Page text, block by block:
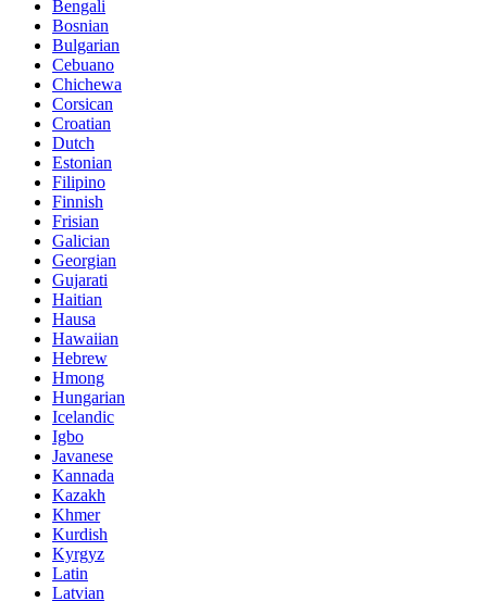
Bengali
Bosnian
Bulgarian
Cebuano
Chichewa
Corsican
Croatian
Dutch
Estonian
Filipino
Finnish
Frisian
Galician
Georgian
Gujarati
Haitian
Hausa
Hawaiian
Hebrew
Hmong
Hungarian
Icelandic
Igbo
Javanese
Kannada
Kazakh
Khmer
Kurdish
Kyrgyz
Latin
Latvian